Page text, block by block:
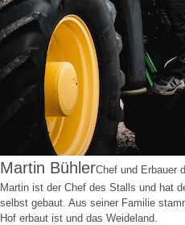
Martin BühlerChef und Erbauer
Martin ist der Chef des Stalls und hat
selbst gebaut. Aus seiner Familie
Hof erbaut ist und das Weideland.